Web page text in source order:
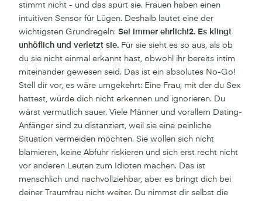
stimmt nicht - und das spürt sie. Frauen haben einen
intuitiven Sensor für Lügen. Deshalb lautet eine der
wichtigsten Grundregeln: Sei immer ehrlich!2. Es klingt
unhöflich und verletzt sie. Für sie sieht es so aus, als ob
du sie nicht einmal erkannt hast, obwohl ihr bereits intim
miteinander gewesen seid. Das ist ein absolutes No-Go!
Stell dir vor, es wäre umgekehrt: Eine Frau, mit der du Sex
hattest, würde dich nicht erkennen und ignorieren. Du
wärst vermutlich sauer. Viele Männer und vorallem Dating-
Anfänger sind zu distanziert, weil sie eine peinliche
Situation vermeiden möchten. Sie wollen sich nicht
blamieren, keine Abfuhr riskieren und sich erst recht nicht
vor anderen Leuten zum Idioten machen. Das ist
menschlich und nachvollziehbar, aber es bringt dich bei
deiner Traumfrau nicht weiter. Du nimmst dir selbst die